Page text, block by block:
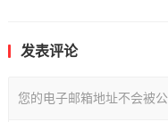
发表评论
您的电子邮箱地址不会被公